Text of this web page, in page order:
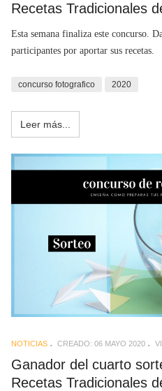
Recetas Tradicionales
Esta semana finaliza este concurso.
participantes por aportar sus recetas.
concurso fotografico 2020
Leer más...
NOTICIAS CREADO: 06 MAYO 2020
Ganador del cuarto
Recetas Tradicionales